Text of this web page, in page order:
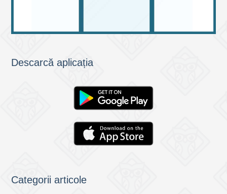
Descarcă aplicația
Categorii articole